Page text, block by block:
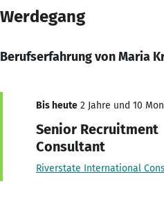
Werdegang
Berufserfahrung von Maria
Bis heute 2 Jahre und 10
Senior Recruitment
Consultant
Riverstate International